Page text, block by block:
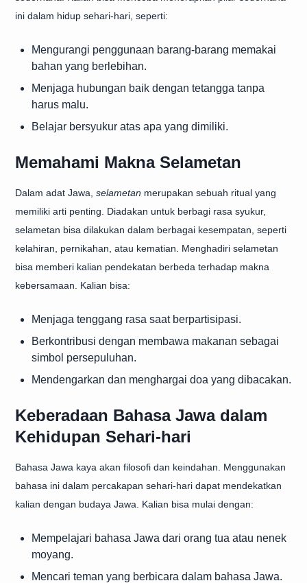
ini dalam hidup sehari-hari, seperti:
Mengurangi penggunaan barang-barang memakai
bahan yang berlebihan.
Menjaga hubungan baik dengan tetangga tanpa
harus malu.
Belajar bersyukur atas apa yang dimiliki.
Memahami Makna Selametan
Dalam adat Jawa, selametan merupakan sebuah ritual yang
memiliki arti penting. Diadakan untuk berbagi rasa syukur,
selametan bisa dilakukan dalam berbagai kesempatan, seperti
kelahiran, pernikahan, atau kematian. Menghadiri selametan
bisa memberi kalian pendekatan berbeda terhadap makna
kebersamaan. Kalian bisa:
Menjaga tenggang rasa saat berpartisipasi.
Berkontribusi dengan membawa makanan sebagai
simbol persepuluhan.
Mendengarkan dan menghargai doa yang dibacakan.
Keberadaan Bahasa Jawa dalam
Kehidupan Sehari-hari
Bahasa Jawa kaya akan filosofi dan keindahan. Menggunakan
bahasa ini dalam percakapan sehari-hari dapat mendekatkan
kalian dengan budaya Jawa. Kalian bisa mulai dengan:
Mempelajari bahasa Jawa dari orang tua atau nenek
moyang.
Mencari teman yang berbicara dalam bahasa Jawa.